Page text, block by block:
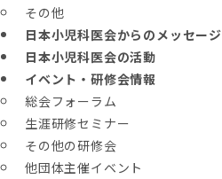
その他
日本小児科医会からのメッセージ
日本小児科医会の活動
イベント・研修会情報
総会フォーラム
生涯研修セミナー
その他の研修会
他団体主催イベント